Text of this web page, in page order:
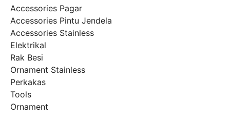
Accessories Pagar
Accessories Pintu Jendela
Accessories Stainless
Elektrikal
Rak Besi
Ornament Stainless
Perkakas
Tools
Ornament